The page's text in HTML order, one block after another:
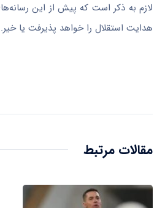
لازم به ذکر است که پیش از این
هدایت استقلال را خواهد پذیرفت یا خیر.
مقالات مرتبط